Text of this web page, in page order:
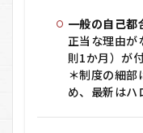
が“会
社都
合退
職”に
なる
主な
一般の自己都
正当な理由が
則1か月）が
＊制度の細
め、最新はハ